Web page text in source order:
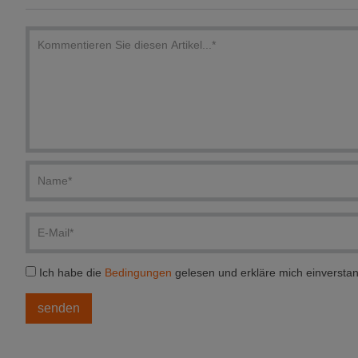
Ich habe die Bedingungen gelesen und erkläre mich